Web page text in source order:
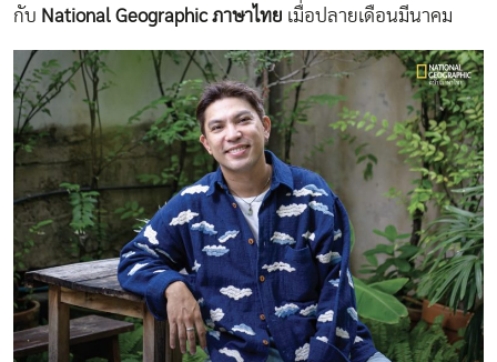
กับ National Geographic ภาษาไทย เมื่อปลายเดือนมีนาคม